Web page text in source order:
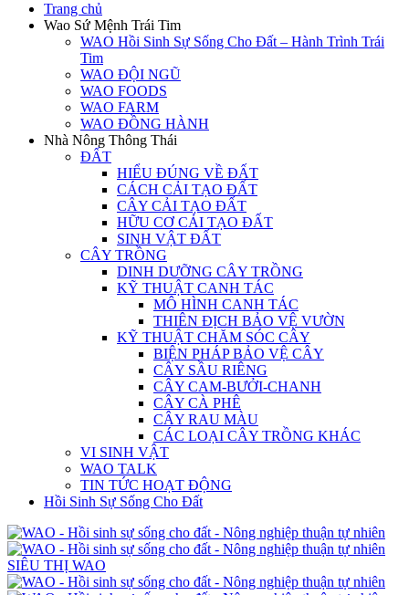
Trang chủ
Wao Sứ Mệnh Trái Tim
WAO Hồi Sinh Sự Sống Cho Đất – Hành Trình Trái
Tim
WAO ĐỘI NGŨ
WAO FOODS
WAO FARM
WAO ĐỒNG HÀNH
Nhà Nông Thông Thái
ĐẤT
HIỂU ĐÚNG VỀ ĐẤT
CÁCH CẢI TẠO ĐẤT
CÂY CẢI TẠO ĐẤT
HỮU CƠ CẢI TẠO ĐẤT
SINH VẬT ĐẤT
CÂY TRỒNG
DINH DƯỠNG CÂY TRỒNG
KỸ THUẬT CANH TÁC
MÔ HÌNH CANH TÁC
THIÊN ĐỊCH BẢO VỆ VƯỜN
KỸ THUẬT CHĂM SÓC CÂY
BIỆN PHÁP BẢO VỆ CÂY
CÂY SẦU RIÊNG
CÂY CAM-BƯỞI-CHANH
CÂY CÀ PHÊ
CÂY RAU MÀU
CÁC LOẠI CÂY TRỒNG KHÁC
VI SINH VẬT
WAO TALK
TIN TỨC HOẠT ĐỘNG
Hồi Sinh Sự Sống Cho Đất
SIÊU THỊ WAO